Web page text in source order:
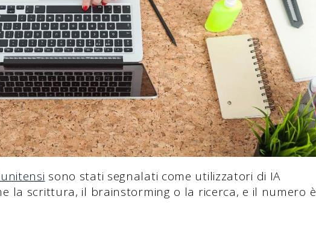
sono stati segnalati come utilizzatori di IA
la scrittura, il brainstorming o la ricerca, e il numero è